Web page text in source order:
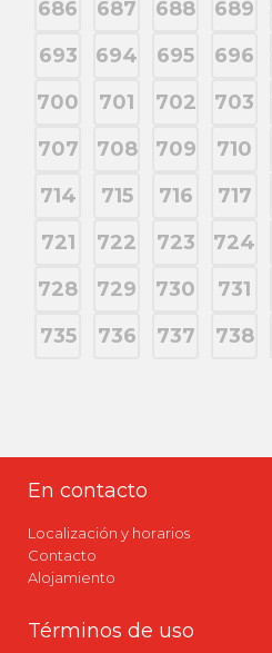
686
687 688 689
693
694 695 696
700
701 702 703
707
708 709 710
714
715 716 717
721
722 723 724
728
729 730 731
735
736 737 738
En contacto
Localización y horarios
Contacto
Alojamiento
Términos de uso